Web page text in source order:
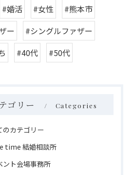
#婚活 #女性
#熊本市
ー
#シングルファザー
#40代 #50代
ゴリー Categories
のカテゴリー
time 結婚相談所
ント会場事務所